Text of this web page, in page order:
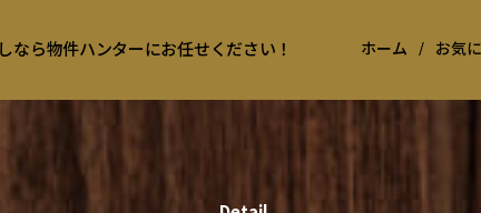
ら物件ハンターにお任せください！ ホーム / お気